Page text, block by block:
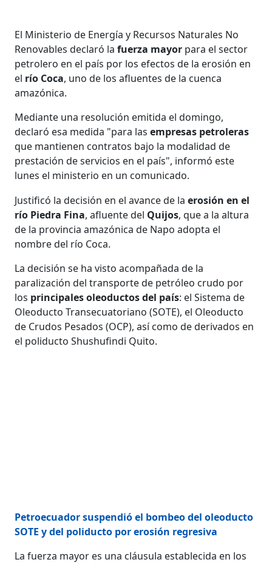
El Ministerio de Energía y Recursos Naturales No
Renovables declaró la fuerza mayor para el sector
petrolero en el país por los efectos de la erosión en
el río Coca, uno de los afluentes de la cuenca
amazónica.
Mediante una resolución emitida el domingo,
declaró esa medida "para lasempresas petroleras
que mantienen contratos bajo la modalidad de
prestación de servicios en el país", informó este
lunes el ministerio en un comunicado.
Justificó la decisión en el avance de la erosión en el
río Piedra Fina, afluente del Quijos, que a la altura
de la provincia amazónica de Napo adopta el
nombre del río Coca.
La decisión se ha visto acompañada de la
paralización del transporte de petróleo crudo por
los principales oleoductos del país: el Sistema de
Oleoducto Transecuatoriano (SOTE), el Oleoducto
de Crudos Pesados (OCP), así como de derivados en
el poliducto Shushufindi Quito.
Petroecuador suspendió el bombeo del oleoducto
SOTE y del poliducto por erosión regresiva
La fuerza mayor es una cláusula establecida en los